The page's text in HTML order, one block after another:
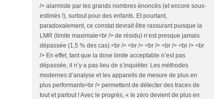
/> alarmiste par les grands nombres énoncés (et encore sous-
estimés !), surtout pour des enfants. Et pourtant,
paradoxalement, ce constat devrait être rassurant puisque la
LMR (limite maximale<br /> de résidu) n’est presque jamais
dépassée (1,5 % des cas).<br /> <br /> <br /> <br /> <br /> <br
/> En effet, tant que la dose limite acceptable n’est pas
dépassée, il n’y a pas lieu de s’inquiéter. Les méthodes
modernes d’analyse et les appareils de mesure de plus en
plus performants<br /> permettent de détecter des traces de
tout et partout ! Avec le progrès, « le zéro devient de plus en